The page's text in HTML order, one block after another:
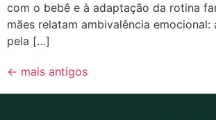
com o bebê e à adaptação da rotina
mães relatam ambivalência emocional:
pela […]
← mais antigos